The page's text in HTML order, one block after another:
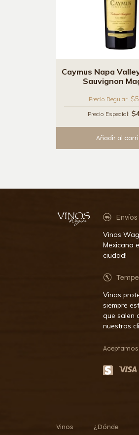
Caymus Napa
Sauvignon
Precio Regular:
Precio Especial:
Añadir al
Vinos
Mexicana
ciudad!
Vinos
siempre
que salen
nuestros
Vinos
¿Dónde